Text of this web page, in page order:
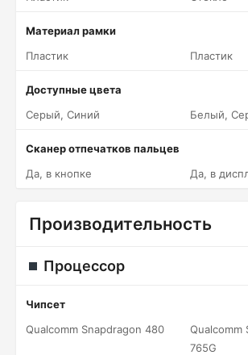
Материал рамки
Пластик
Пластик
Доступные цвета
Серый, Синий
Белый,
Сканер отпечатков пальцев
Да, в кнопке
Да, в
Производительность
Процессор
Чипсет
Qualcomm Snapdragon 480
Qualcomm
765G